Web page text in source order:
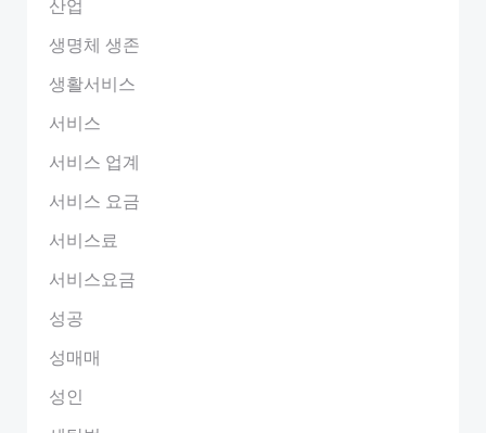
산업
생명체 생존
생활서비스
서비스
서비스 업계
서비스 요금
서비스료
서비스요금
성공
성매매
성인